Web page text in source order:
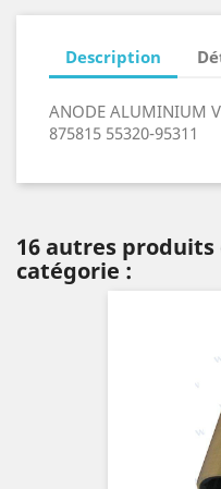
Description
ANODE ALUMINIUM
875815 55320-95311
16 autres produits
catégorie :